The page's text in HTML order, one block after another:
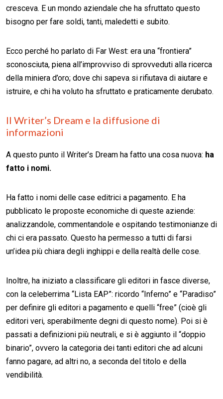
cresceva. E un mondo aziendale che ha sfruttato questo
bisogno per fare soldi, tanti, maledetti e subito.
Ecco perché ho parlato di Far West: era una “frontiera”
sconosciuta, piena all’improvviso di sprovveduti alla ricerca
della miniera d’oro; dove chi sapeva si rifiutava di aiutare e
istruire, e chi ha voluto ha sfruttato e praticamente derubato.
Il Writer’s Dream e la diffusione di
informazioni
A questo punto il Writer’s Dream ha fatto una cosa nuova: ha
fatto i nomi.
Ha fatto i nomi delle case editrici a pagamento. E ha
pubblicato le proposte economiche di queste aziende:
analizzandole, commentandole e ospitando testimonianze di
chi ci era passato. Questo ha permesso a tutti di farsi
un’idea più chiara degli inghippi e della realtà delle cose.
Inoltre, ha iniziato a classificare gli editori in fasce diverse,
con la celeberrima “Lista EAP”: ricordo “Inferno” e “Paradiso”
per definire gli editori a pagamento e quelli “free” (cioè gli
editori veri, sperabilmente degni di questo nome). Poi si è
passati a definizioni più neutrali, e si è aggiunto il “doppio
binario”, ovvero la categoria dei tanti editori che ad alcuni
fanno pagare, ad altri no, a seconda del titolo e della
vendibilità.